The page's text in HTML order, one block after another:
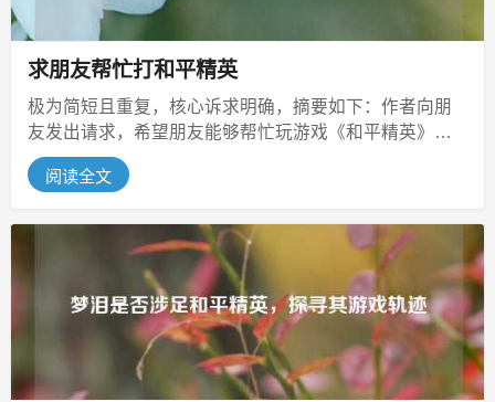
求朋友帮忙打和平精英
极为简短且重复，核心诉求明确，摘要如下：作者向朋
友发出请求，希望朋友能够帮忙玩游戏《和平精英》，
表述简单直接，仅以重复的询问语句...
阅读全文